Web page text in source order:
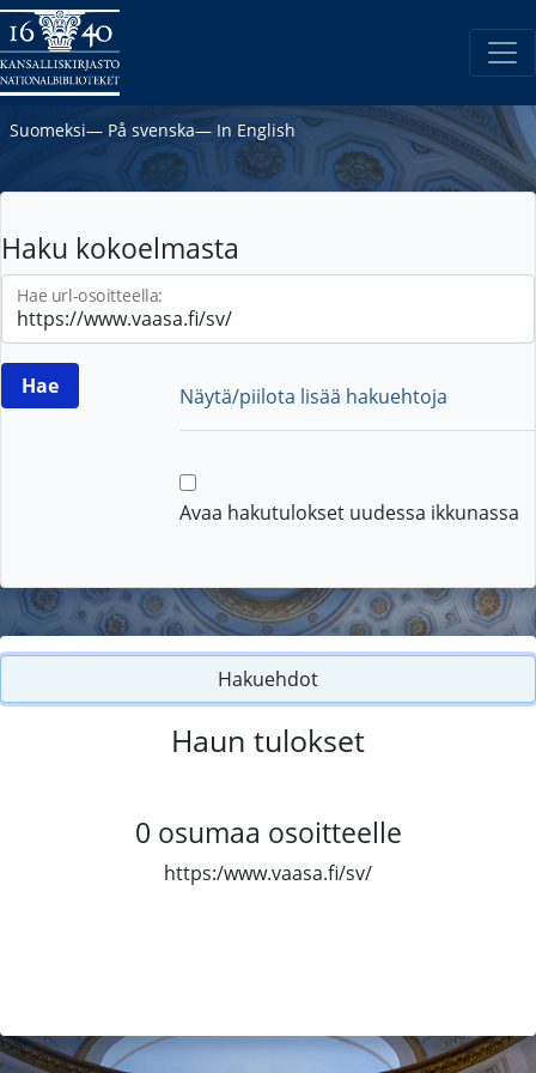
Suomeksi― På svenska― In English
Haku kokoelmasta
Hae url-osoitteella:
Näytä/piilota lisää hakuehtoja
Avaa hakutulokset uudessa ikkunassa
Hakuehdot
Haun tulokset
0 osumaa osoitteelle
https:/www.vaasa.fi/sv/